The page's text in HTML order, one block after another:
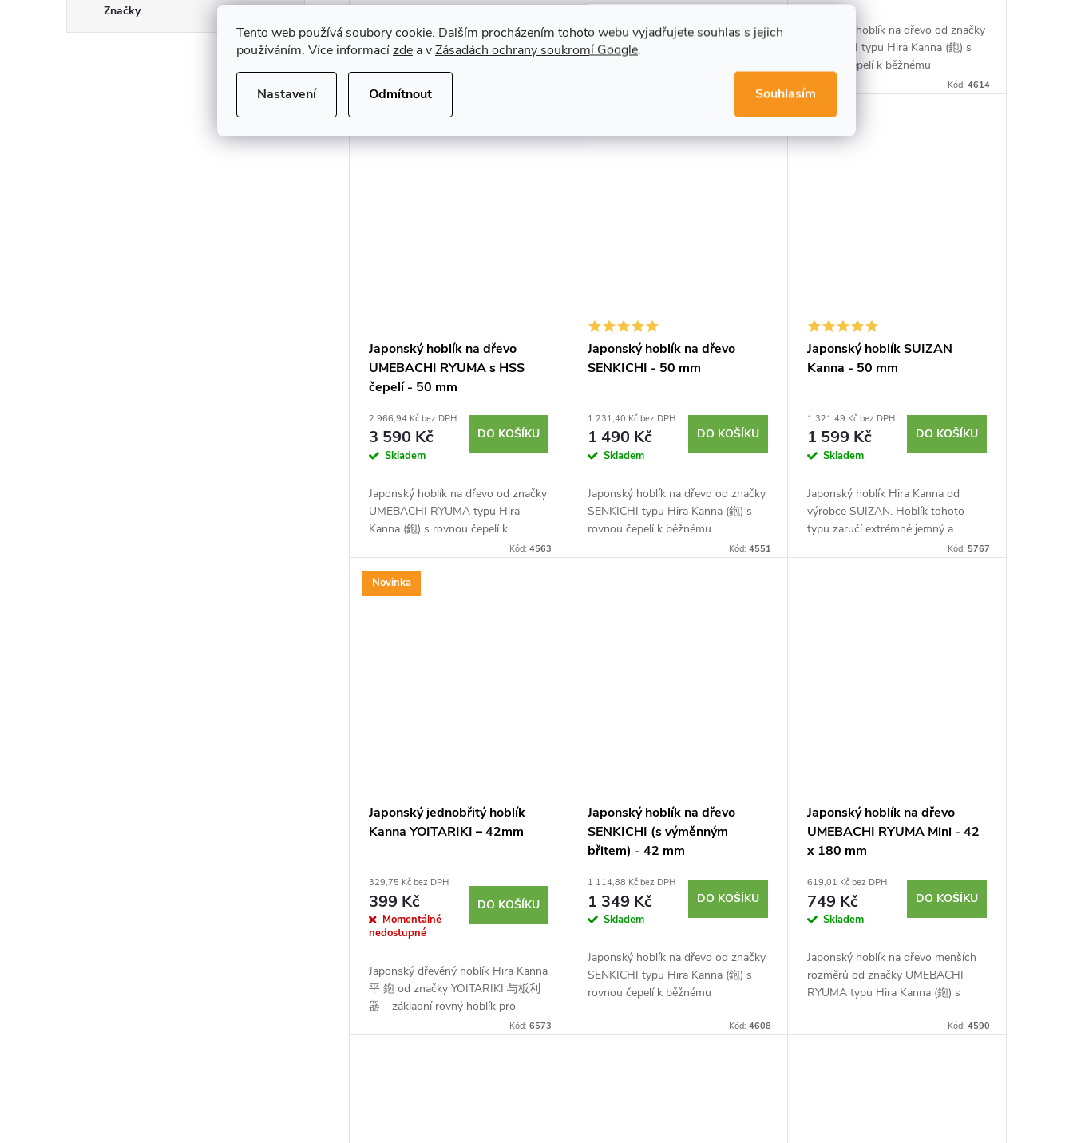
Tento web používá soubory cookie. Dalším procházením tohoto webu vyjadřujete souhlas s jejich
používáním. Více informacízde a vZásadách ochrany soukromí Google.
Nastavení Odmítnout Souhlasím
Značky
Japonský hoblík Hira Kanna (鉋) od
výrobce SUIZAN. Hoblík tohoto
muset dál brousit. Laminovaná
dvouvrstvá čepel s...
Japonský hoblík na dřevo od značky
MIKIJYU typu Hira Kanna (鉋) s
Japonský hoblík na dřevo od značky
SENKICHI typu Hira Kanna (鉋) s
rovnou čepelí k běžnému
vyhlazování dřeva. Speciální
konstrukce s měnitelnou čepelí....
Kód: 4614
Tip
Japonský hoblík na dřevo
UMEBACHI RYUMA s HSS
čepelí - 50 mm
2 966,94 Kč bez DPH
3 590 Kč
Skladem
DO KOŠÍKU
Japonský hoblík na dřevo od značky
UMEBACHI RYUMA typu Hira
Kanna (鉋) s rovnou čepelí k
běžnému opracování, zarovnávání a
laminovaná dvouvrstvá HSS...
Kód:4563
Japonský hoblík na dřevo
SENKICHI - 50 mm
1 231,40 Kč bez DPH
1 490 Kč
Skladem
DO KOŠÍKU
Japonský hoblík na dřevo od značky
SENKICHI typu Hira Kanna (鉋) s
rovnou čepelí k běžnému
Kód: 4551
Japonský hoblík SUIZAN
Kanna - 50 mm
1 321,49 Kč bez DPH
1 599 Kč
Skladem
DO KOŠÍKU
Japonský hoblík Hira Kanna od
výrobce SUIZAN. Hoblík tohoto
typu zaručí extrémně jemný a
hladký povrch, který nebudeteKód: 5767
Novinka
Japonský jednobřitý hoblík
Kanna YOITARIKI – 42mm
329,75 Kč bez DPH
399 Kč
Momentálně
nedostupné
DO KOŠÍKU
Japonský dřevěný hoblík Hira Kanna
平 鉋 od značky YOITARIKI 与板利
器 – základní rovný hoblík pro
základní opracování dřeva. JeKód:6573
Japonský hoblík na dřevo
SENKICHI (s výměnným
břitem) - 42 mm
1 114,88 Kč bez DPH
1 349 Kč
Skladem
DO KOŠÍKU
Japonský hoblík na dřevo od značky
SENKICHI typu Hira Kanna (鉋) s
rovnou čepelí k běžnému
Kód: 4608
Japonský hoblík na dřevo
UMEBACHI RYUMA Mini - 42
x 180 mm
619,01 Kč bez DPH
749 Kč
Skladem
DO KOŠÍKU
Japonský hoblík na dřevo menších
rozměrů od značky UMEBACHI
RYUMA typu Hira Kanna (鉋) s
Kód: 4590